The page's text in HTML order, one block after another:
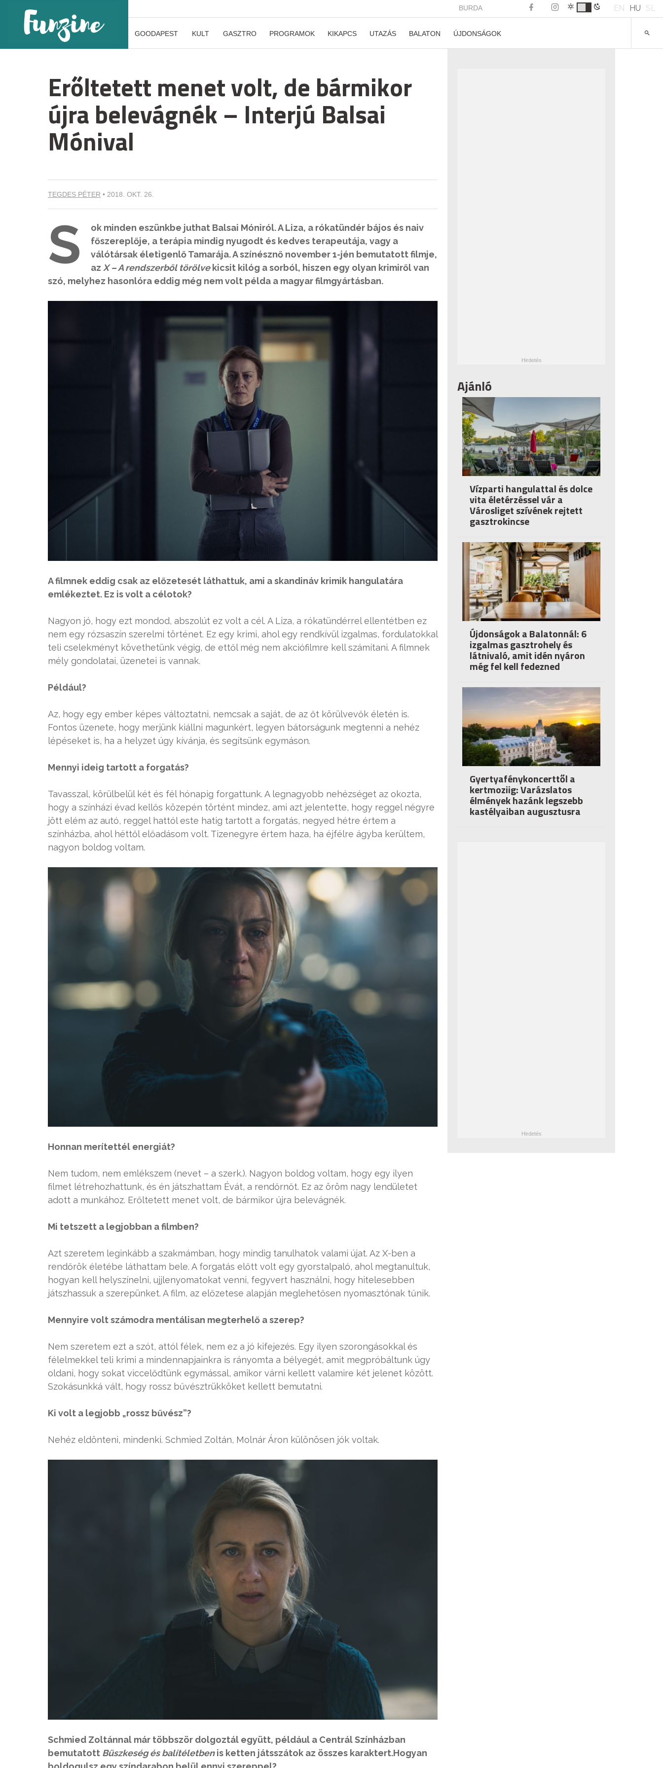
BURDA EN HU SL
GOODAPEST KULT GASZTRO PROGRAMOK KIKAPCS UTAZÁS BALATON ÚJDONSÁGOK
Erőltetett menet volt, de bármikor
újra belevágnék – Interjú Balsai
Mónival
TEGDES PÉTER • 2018. OKT. 26.
S
ok minden eszünkbe juthat Balsai Móniról. A Liza, a rókatündér bájos és naiv
főszereplője, a terápia mindig nyugodt és kedves terapeutája, vagy a
válótársak életigenlő Tamarája. A színésznő november 1-jén bemutatott filmje,
az X – A rendszerből törölvekicsit kilóg a sorból, hiszen egy olyan krimiről van
szó, melyhez hasonlóra eddig még nem volt példa a magyar filmgyártásban.
A filmnek eddig csak az előzetesét láthattuk, ami a skandináv krimik hangulatára
emlékeztet. Ez is volt a célotok?
Nagyon jó, hogy ezt mondod, abszolút ez volt a cél. A Liza, a rókatündérrel ellentétben ez
nem egy rózsaszín szerelmi történet. Ez egy krimi, ahol egy rendkívül izgalmas, fordulatokkal
teli cselekményt követhetünk végig, de ettől még nem akciófilmre kell számítani. A filmnek
mély gondolatai, üzenetei is vannak.
Például?
Az, hogy egy ember képes változtatni, nemcsak a saját, de az őt körülvevők életén is.
Fontos üzenete, hogy merjünk kiállni magunkért, legyen bátorságunk megtenni a nehéz
lépéseket is, ha a helyzet úgy kívánja, és segítsünk egymáson.
Mennyi ideig tartott a forgatás?
Tavasszal, körülbelül két és fél hónapig forgattunk. A legnagyobb nehézséget az okozta,
hogy a színházi évad kellős közepén történt mindez, ami azt jelentette, hogy reggel négyre
jött elém az autó, reggel hattól este hatig tartott a forgatás, negyed hétre értem a
színházba, ahol héttől előadásom volt. Tizenegyre értem haza, ha éjfélre ágyba kerültem,
nagyon boldog voltam.
Honnan merítettél energiát?
Nem tudom, nem emlékszem (nevet – a szerk.). Nagyon boldog voltam, hogy egy ilyen
filmet létrehozhattunk, és én játszhattam Évát, a rendőrnőt. Ez az öröm nagy lendületet
adott a munkához. Erőltetett menet volt, de bármikor újra belevágnék.
Mi tetszett a legjobban a filmben?
Azt szeretem leginkább a szakmámban, hogy mindig tanulhatok valami újat. Az X-ben a
rendőrök életébe láthattam bele. A forgatás előtt volt egy gyorstalpaló, ahol megtanultuk,
hogyan kell helyszínelni, ujjlenyomatokat venni, fegyvert használni, hogy hitelesebben
játszhassuk a szerepünket. A film, az előzetese alapján meglehetősen nyomasztónak tűnik.
Mennyire volt számodra mentálisan megterhelő a szerep?
Nem szeretem ezt a szót, attól félek, nem ez a jó kifejezés. Egy ilyen szorongásokkal és
félelmekkel teli krimi a mindennapjainkra is rányomta a bélyegét, amit megpróbáltunk úgy
oldani, hogy sokat viccelődtünk egymással, amikor várni kellett valamire két jelenet között.
Szokásunkká vált, hogy rossz bűvésztrükköket kellett bemutatni.
Ki volt a legjobb „rossz bűvész”?
Nehéz eldönteni, mindenki. Schmied Zoltán, Molnár Áron különösen jók voltak.
Schmied Zoltánnal már többször dolgoztál együtt, például a Centrál Színházban
bemutatott Büszkeség és balítéletbenis ketten játsszátok az összes karaktert.Hogyan
Ajánló
Vízparti hangulattal és dolce
vita életérzéssel vár a
Városliget szívének rejtett
gasztrokincse
Újdonságok a Balatonnál: 6
izgalmas gasztrohely és
látnivaló, amit idén nyáron
még fel kell fedezned
Gyertyafénykoncerttől a
kertmoziig: Varázslatos
élmények hazánk legszebb
kastélyaiban augusztusra